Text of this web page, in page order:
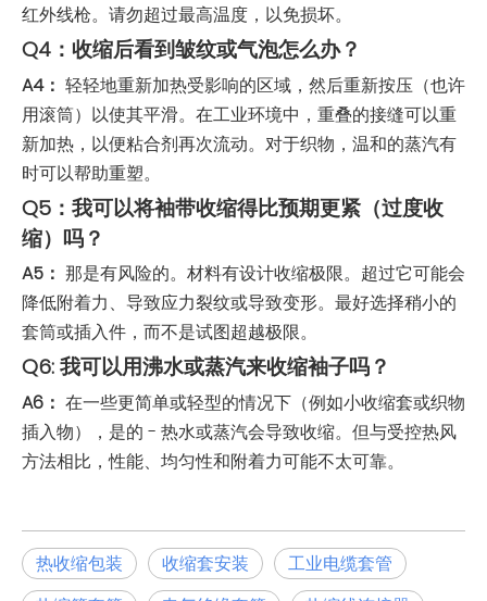
红外线枪。请勿超过最高温度，以免损坏。
Q4：收缩后看到皱纹或气泡怎么办？
A4： 轻轻地重新加热受影响的区域，然后重新按压（也许
用滚筒）以使其平滑。在工业环境中，重叠的接缝可以重
新加热，以便粘合剂再次流动。对于织物，温和的蒸汽有
时可以帮助重塑。
Q5：我可以将袖带收缩得比预期更紧（过度收
缩）吗？
A5： 那是有风险的。材料有设计收缩极限。超过它可能会
降低附着力、导致应力裂纹或导致变形。最好选择稍小的
套筒或插入件，而不是试图超越极限。
Q6: 我可以用沸水或蒸汽来收缩袖子吗？
A6： 在一些更简单或轻型的情况下（例如小收缩套或织物
插入物），是的 - 热水或蒸汽会导致收缩。但与受控热风
方法相比，性能、均匀性和附着力可能不太可靠。
热收缩包装 收缩套安装
工业电缆套管